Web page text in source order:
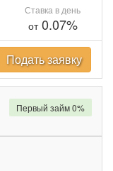
Ставка в день
от0.07%
Подать заявку
Первый займ 0%